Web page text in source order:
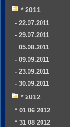
* 2011
- 22.07.2011
- 29.07.2011
- 05.08.2011
- 09.09.2011
- 23.09.2011
- 30.09.2011
* 2012
* 01 06 2012
* 31 08 2012